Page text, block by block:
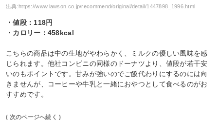
出典:https://www.lawson.co.jp/recommend/original/detail/1447898_1996.html
・値段：118円
・カロリー：458kcal
こちらの商品は中の生地がやわらかく、ミルクの優しい風味を感
じられます。他社コンビニの同様のドーナツより、値段が若干安
いのもポイントです。甘みが強いのでご飯代わりにするのには向
きませんが、コーヒーや牛乳と一緒におやつとして食べるのがお
すすめです。
( 次のページへ続く )